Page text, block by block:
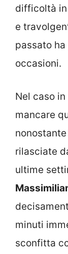
difficoltà
e
passato
occasioni.
Nel caso
mancare
rilasciate
ultime
minuti
sconfitta